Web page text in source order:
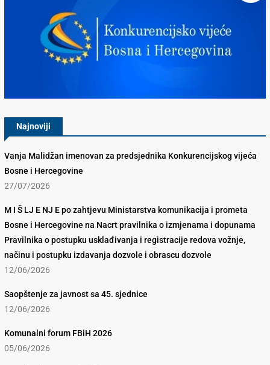
Najnoviji
Vanja Malidžan imenovan za predsjednika Konkurencijskog vijeća
Bosne i Hercegovine
27/07/2026
M I Š LJ E NJ E po zahtjevu Ministarstva komunikacija i prometa
Bosne i Hercegovine na Nacrt pravilnika o izmjenama i dopunama
Pravilnika o postupku usklađivanja i registracije redova vožnje,
načinu i postupku izdavanja dozvole i obrascu dozvole
12/06/2026
Saopštenje za javnost sa 45. sjednice
12/06/2026
Komunalni forum FBiH 2026
05/06/2026